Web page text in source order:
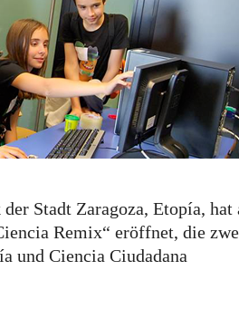
Stadt Zaragoza, Etopía, hat
Remix“ eröffnet, die
und Ciencia Ciudadana